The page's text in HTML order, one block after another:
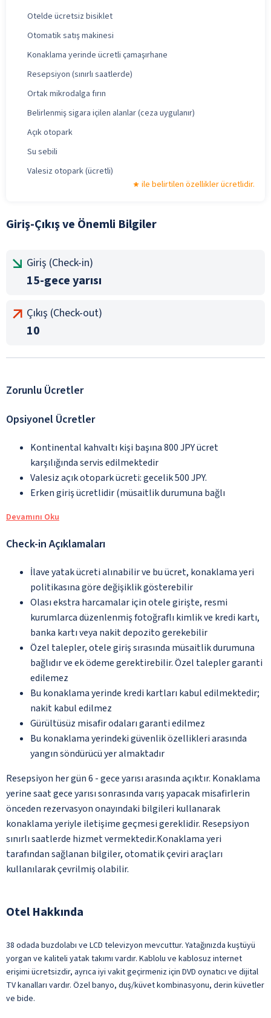
Otelde ücretsiz bisiklet
Otomatik satış makinesi
Konaklama yerinde ücretli çamaşırhane
Resepsiyon (sınırlı saatlerde)
Ortak mikrodalga fırın
Belirlenmiş sigara içilen alanlar (ceza uygulanır)
Açık otopark
Su sebili
Valesiz otopark (ücretli)
ile belirtilen özellikler ücretlidir.
Giriş-Çıkış ve Önemli Bilgiler
Giriş (Check-in)
15-gece yarısı
Çıkış (Check-out)
10
Zorunlu Ücretler
Opsiyonel Ücretler
Kontinental kahvaltı kişi başına 800 JPY ücret
karşılığında servis edilmektedir
Valesiz açık otopark ücreti: gecelik 500 JPY.
Erken giriş ücretlidir (müsaitlik durumuna bağlı
Devamını Oku
Check-in Açıklamaları
İlave yatak ücreti alınabilir ve bu ücret, konaklama yeri
politikasına göre değişiklik gösterebilir
Olası ekstra harcamalar için otele girişte, resmi
kurumlarca düzenlenmiş fotoğraflı kimlik ve kredi kartı,
banka kartı veya nakit depozito gerekebilir
Özel talepler, otele giriş sırasında müsaitlik durumuna
bağlıdır ve ek ödeme gerektirebilir. Özel talepler garanti
edilemez
Bu konaklama yerinde kredi kartları kabul edilmektedir;
nakit kabul edilmez
Gürültüsüz misafir odaları garanti edilmez
Bu konaklama yerindeki güvenlik özellikleri arasında
yangın söndürücü yer almaktadır
Resepsiyon her gün 6 - gece yarısı arasında açıktır. Konaklama
yerine saat gece yarısı sonrasında varış yapacak misafirlerin
önceden rezervasyon onayındaki bilgileri kullanarak
konaklama yeriyle iletişime geçmesi gereklidir. Resepsiyon
sınırlı saatlerde hizmet vermektedir.Konaklama yeri
tarafından sağlanan bilgiler, otomatik çeviri araçları
kullanılarak çevrilmiş olabilir.
Otel Hakkında
38 odada buzdolabı ve LCD televizyon mevcuttur. Yatağınızda kuştüyü
yorgan ve kaliteli yatak takımı vardır. Kablolu ve kablosuz internet
erişimi ücretsizdir, ayrıca iyi vakit geçirmeniz için DVD oynatıcı ve dijital
TV kanalları vardır. Özel banyo, duş/küvet kombinasyonu, derin küvetler
ve bide.